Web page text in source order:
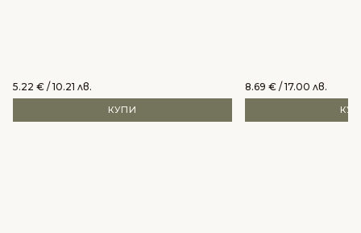
5.22 € / 10.21 лв.
КУПИ
8.69 € / 17.00 лв.